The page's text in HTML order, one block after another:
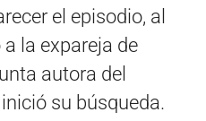
el episodio, al
la expareja de
autora del
su búsqueda.